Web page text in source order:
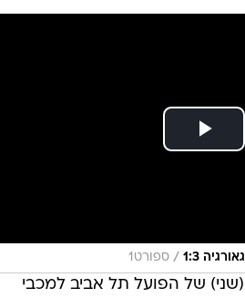
/ ספורט1
של הפועל תל אביב למכבי